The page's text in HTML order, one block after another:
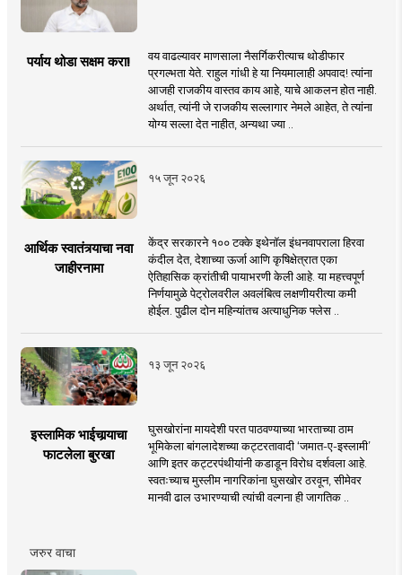
पर्याय थोडा सक्षम करा!
वय वाढल्यावर माणसाला नैसर्गिकरीत्याच थोडीफार
प्रगल्भता येते. राहुल गांधी हे या नियमालाही अपवाद! त्यांना
आजही राजकीय वास्तव काय आहे, याचे आकलन होत नाही.
अर्थात, त्यांनी जे राजकीय सल्लागार नेमले आहेत, ते त्यांना
योग्य सल्ला देत नाहीत, अन्यथा ज्या ..
१५ जून २०२६
आर्थिक स्वातंत्र्याचा नवा
जाहीरनामा
केंद्र सरकारने १०० टक्के इथेनॉल इंधनवापराला हिरवा
कंदील देत, देशाच्या ऊर्जा आणि कृषिक्षेत्रात एका
ऐतिहासिक क्रांतीची पायाभरणी केली आहे. या महत्त्वपूर्ण
निर्णयामुळे पेट्रोलवरील अवलंबित्व लक्षणीयरीत्या कमी
होईल. पुढील दोन महिन्यांतच अत्याधुनिक फ्लेस ..
१३ जून २०२६
इस्लामिक भाईचार्‍याचा
फाटलेला बुरखा
घुसखोरांना मायदेशी परत पाठवण्याच्या भारताच्या ठाम
भूमिकेला बांगलादेशच्या कट्टरतावादी ‘जमात-ए-इस्लामी’
आणि इतर कट्टरपंथीयांनी कडाडून विरोध दर्शवला आहे.
स्वतःच्याच मुस्लीम नागरिकांना घुसखोर ठरवून, सीमेवर
मानवी ढाल उभारण्याची त्यांची वल्गना ही जागतिक ..
जरुर वाचा